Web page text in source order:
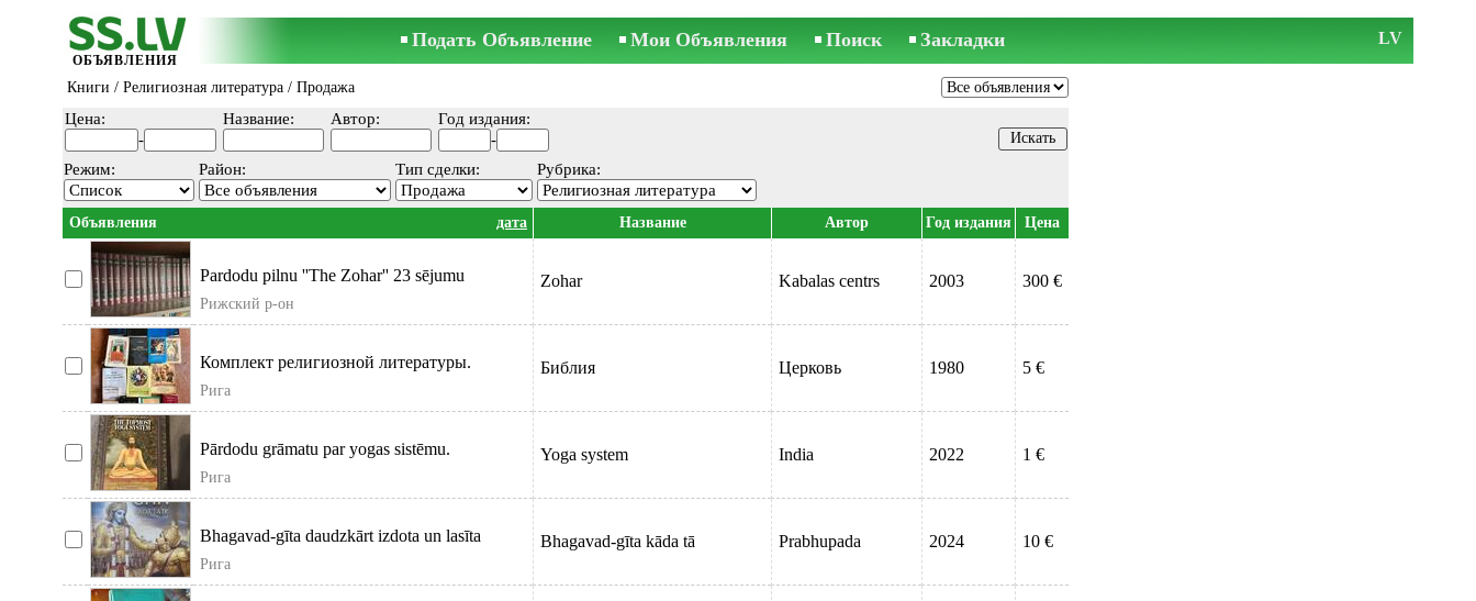
ОБЪЯВЛЕНИЯ
Подать Объявление Мои Объявления Поиск Закладки LV
Книги / Религиозная литература / Продажа
Цена:
-
Название: Автор:
Год издания:
-
Режим:
Район: Тип сделки: Рубрика:
Объявления дата Название Автор Год издания Цена
Pardodu pilnu ''The Zohar'' 23 sējumu
kolekciju. Kabbalah Centre International, pārs
Рижский р-он
Zohar Kabalas centrs 2003 300 €
Комплект религиозной литературы.
Рига
Библия Церковь 1980 5 €
Pārdodu grāmatu par yogas sistēmu.
Рига
Yoga system India 2022 1 €
Bhagavad-gīta daudzkārt izdota un lasīta
atsevišķi, taču sākotnēji tā ir Mahābhārata
Рига
Bhagavad-gīta kāda tā Prabhupada 2024 10 €